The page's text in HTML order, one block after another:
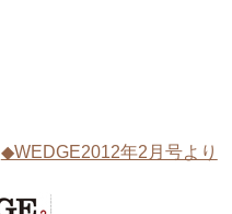
◆WEDGE2012年2月号より